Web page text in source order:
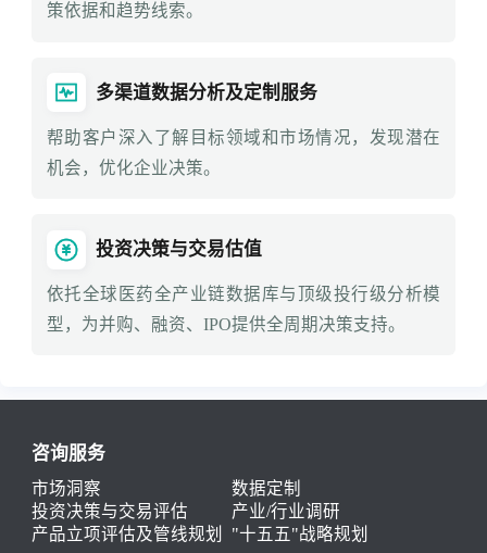
策依据和趋势线索。
多渠道数据分析及定制服务
帮助客户深入了解目标领域和市场情况，发现潜在
机会，优化企业决策。
投资决策与交易估值
依托全球医药全产业链数据库与顶级投行级分析模
型，为并购、融资、IPO提供全周期决策支持。
咨询服务
市场洞察
数据定制
投资决策与交易评估
产业/行业调研
产品立项评估及管线规划
"十五五"战略规划